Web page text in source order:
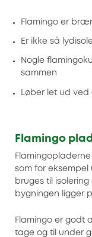
Flamingo er
Er ikke så
Nogle
sammen
Løber let ud
Flamingo
som for
bruges til
bygningen ligger
Flamingo er godt
tage og til under